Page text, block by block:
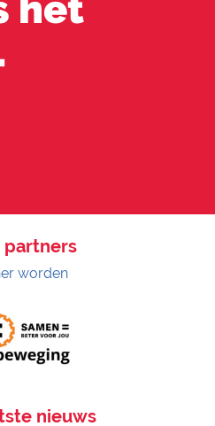
partners
worden
nieuws